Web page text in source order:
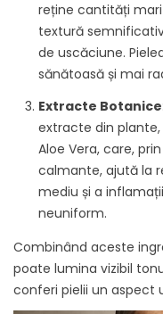
reține cantități
textură
de uscăciune.
sănătoasă și mai
Extracte Botanice
extracte din plante,
Aloe Vera, care,
calmante, ajută la
mediu și a
neuniform.
Combinând aceste
poate lumina vizibil
conferi pielii un aspect